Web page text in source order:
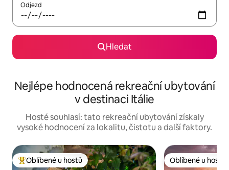
Odjezd
Hledat
Nejlépe hodnocená rekreační ubytování
v destinaci Itálie
Hosté souhlasí: tato rekreační ubytování získaly
vysoké hodnocení za lokalitu, čistotu a další faktory.
Nejlepší v kategorii Oblíbené u hostů
Oblíbené u hostů Oblíbené u hostů
Oblíbené u hostů